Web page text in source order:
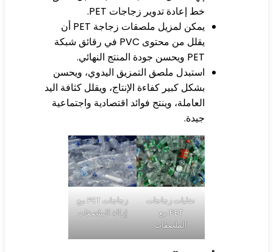
خط إعادة تدوير زجاجات PET.
يمكن لمزيل ملصقات زجاجة PET أن
يقلل من محتوى PVC في رقائق شبكة
استبدل ملصق التمزيق اليدوي، ويحسن
بشكل كبير كفاءة الإنتاج، ويقلل كثافة اليد
العاملة، وينتج فوائد اقتصادية واجتماعية
زجاجات PET مع
إزالة الملصقات